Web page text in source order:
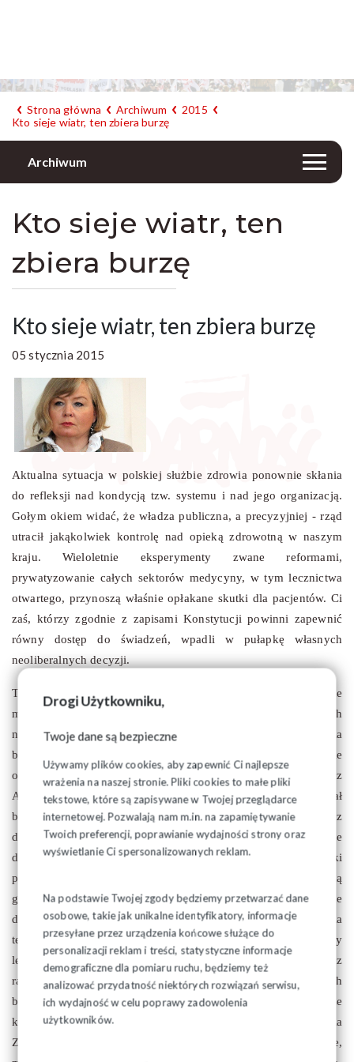
Drogi Użytkowniku,
Twoje dane są bezpieczne
Używamy plików cookies, aby zapewnić Ci najlepsze
wrażenia na naszej stronie. Pliki cookies to małe pliki
tekstowe, które są zapisywane w Twojej przeglądarce
internetowej. Pozwalają nam m.in. na zapamiętywanie
Twoich preferencji, poprawianie wydajności strony oraz
wyświetlanie Ci spersonalizowanych reklam.
Na podstawie Twojej zgody będziemy przetwarzać dane
osobowe, takie jak unikalne identyfikatory, informacje
przesyłane przez urządzenia końcowe służące do
personalizacji reklam i treści, statystyczne informacje
demograficzne dla pomiaru ruchu, będziemy też
analizować przydatność niektórych rozwiązań serwisu,
ich wydajność w celu poprawy zadowolenia
użytkowników.
Strona główna Archiwum
2015
Kto sieje wiatr, ten zbiera burzę
Archiwum
Kto sieje wiatr, ten
zbiera burzę
Kto sieje wiatr, ten zbiera burzę
05 stycznia 2015
Aktualna sytuacja w polskiej służbie zdrowia ponownie skłania
do refleksji nad kondycją tzw. systemu i nad jego organizacją.
Gołym okiem widać, że władza publiczna, a precyzyjniej - rząd
utracił jakąkolwiek kontrolę nad opieką zdrowotną w naszym
kraju. Wieloletnie eksperymenty zwane reformami,
prywatyzowanie całych sektorów medycyny, w tym lecznictwa
otwartego, przynoszą właśnie opłakane skutki dla pacjentów. Ci
zaś, którzy zgodnie z zapisami Konstytucji powinni zapewnić
równy dostęp do świadzeń, wpadli w pułapkę własnych
neoliberalnych decyzji.
Trudno nie odczuwać zażenowania, patrząc na bezradne
miotanie się ministra zdrowia, który nie posiada żadnych
narzędzi, aby doprowadzić do normalizacji i zapewnienia
bezpieczeństwa pacjentów. Polityka rządów PO - PSL w zakresie
opieki zdrowotnej postawiła na wolny rynek, więc teraz
Arłukowicz i Kopacz zbierają owoce swoich decyzji. Skoro miał
być biznes i kręcenie lodów na zdrowiu, to trudno się teraz
dziwić, że właściciele prywatnych przychodni walczą o swoje
dochody. Zastanawia milczenie szefa rządu, frontmenki
prywatyzacyjnych przekształceń, która w 2007 roku z tą samą
grupą z Porozumienia Zielonogórskiego podpisywała polityczne
deale i w zamian za spokój nagrodziła prezesa z Porozumienia
teką wiceministra, a następnie sowicie dokładała pieniędzy
lekarzom podstawowej opieki zdrowotnej. Powinna stanąć teraz
razem z Arłukowiczem i przyznać się otwarcie do politycznych
błędów i decyzji, za które płacą dziś pacjenci. I jeszcze
kamyczek do ogródka kolegów z Porozumienia
Zielonogórskiego – zakładając prywatne gabinety i przychodnie,